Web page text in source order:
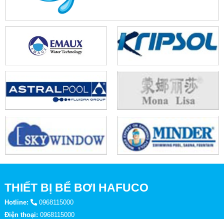
THIẾT BỊ BỂ BƠI HAFUCO
Hotline:
0968115000
Điện thoại: 0968115000